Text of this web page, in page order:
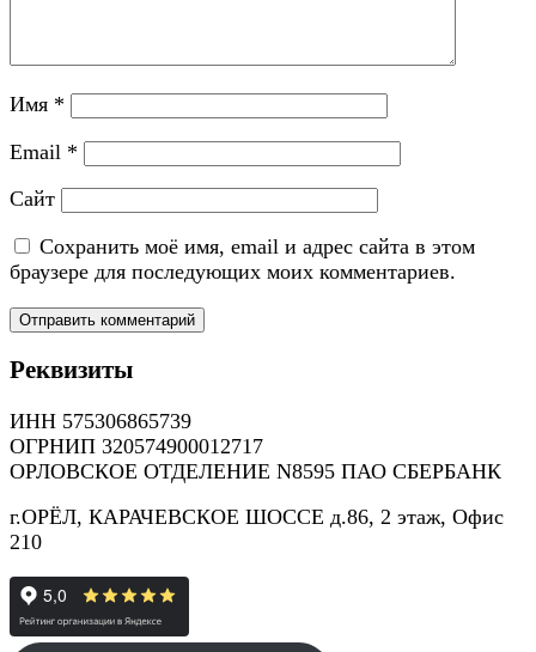
Имя *
Email *
Сайт
Сохранить моё имя, email и адрес сайта в этом
браузере для последующих моих комментариев.
Реквизиты
ИНН 575306865739
ОГРНИП 320574900012717
ОРЛОВСКОЕ ОТДЕЛЕНИЕ N8595 ПАО СБЕРБАНК
г.ОРЁЛ, КАРАЧЕВСКОЕ ШОССЕ д.86, 2 этаж, Офис
210